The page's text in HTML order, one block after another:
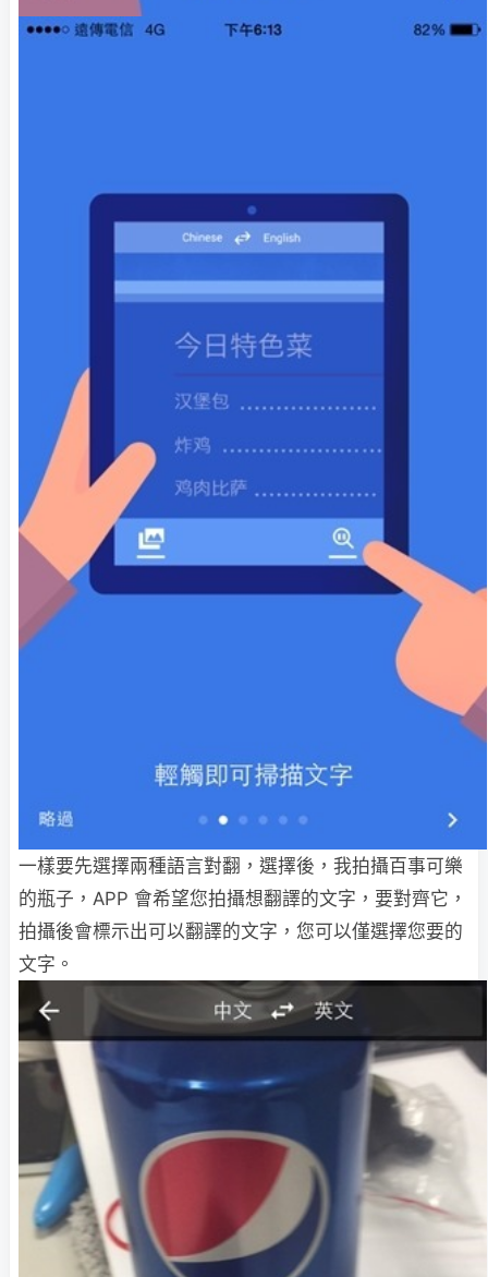
一樣要先選擇兩種語言對翻，選擇後，我拍攝百事可樂
的瓶子，APP 會希望您拍攝想翻譯的文字，要對齊它，
拍攝後會標示出可以翻譯的文字，您可以僅選擇您要的
文字。